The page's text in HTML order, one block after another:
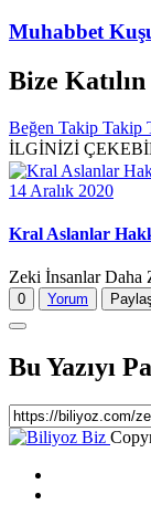
Muhabbet
Bize Katılın
Beğen Takip Takip
İLGİNİZİ
14 Aralık 2020
Kral Aslanlar
Zeki İnsanlar Daha
0 Yorum
Bu Yazıyı